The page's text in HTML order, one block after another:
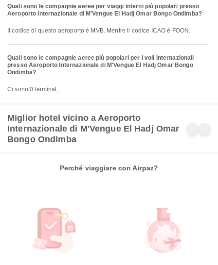
Quali sono le compagnie aeree per viaggi interni più popolari presso
Aeroporto Internazionale di M'Vengue El Hadj Omar Bongo Ondimba?
Il codice di questo aeroporto è MVB. Mentre il codice ICAO è FOON.
Quali sono le compagnie aeree più popolari per i voli internazionali
presso Aeroporto Internazionale di M'Vengue El Hadj Omar Bongo
Ondimba?
Ci sono 0 terminal,
Miglior hotel vicino a Aeroporto
Internazionale di M'Vengue El Hadj Omar
Bongo Ondimba
Perché viaggiare con Airpaz?